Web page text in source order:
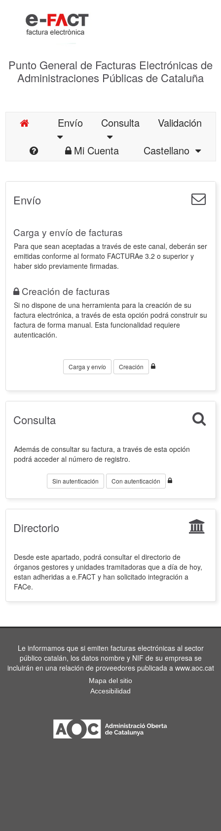
Punto General de Facturas Electrónicas de
Administraciones Públicas de Cataluña
Envío Consulta
Validación
Mi Cuenta
Castellano
Envío
Carga y envío de facturas
Para que sean aceptadas a través de este canal, deberán ser
emitidas conforme al formato FACTURAe 3.2 o superior y
haber sido previamente firmadas.
Creación de facturas
Si no dispone de una herramienta para la creación de su
factura electrónica, a través de esta opción podrá construir su
factura de forma manual. Esta funcionalidad requiere
autenticación.
Carga y envío Creación
Consulta
Además de consultar su factura, a través de esta opción
podrá acceder al número de registro.
Sin autenticación Con autenticación
Directorio
Desde este apartado, podrá consultar el directorio de
órganos gestores y unidades tramitadoras que a día de hoy,
estan adheridas a e.FACT y han solicitado integración a
FACe.
Le informamos que si emiten facturas electrónicas al sector
público catalán, los datos nombre y NIF de su empresa se
incluirán en una relación de proveedores publicada a www.aoc.cat
Mapa del sitio
Accesibilidad